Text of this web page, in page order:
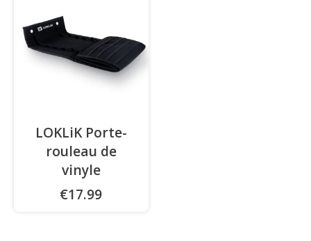
LOKLiK Porte-
rouleau de
vinyle
€17.99